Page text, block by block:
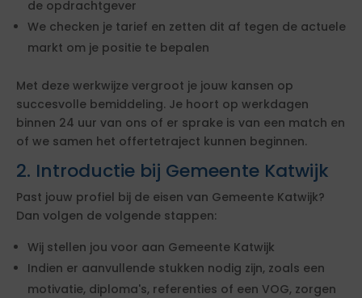
de opdrachtgever
We checken je tarief en zetten dit af tegen de actuele
markt om je positie te bepalen
Met deze werkwijze vergroot je jouw kansen op
succesvolle bemiddeling. Je hoort op werkdagen
binnen 24 uur van ons of er sprake is van een match en
of we samen het offertetraject kunnen beginnen.
2. Introductie bij Gemeente Katwijk
Past jouw profiel bij de eisen van Gemeente Katwijk?
Dan volgen de volgende stappen:
Wij stellen jou voor aan Gemeente Katwijk
Indien er aanvullende stukken nodig zijn, zoals een
motivatie, diploma's, referenties of een VOG, zorgen